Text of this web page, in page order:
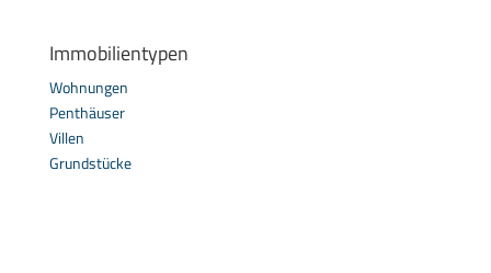
Immobilientypen
Wohnungen
Penthäuser
Villen
Grundstücke